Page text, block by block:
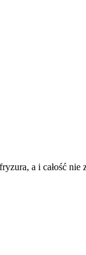
a i całość nie